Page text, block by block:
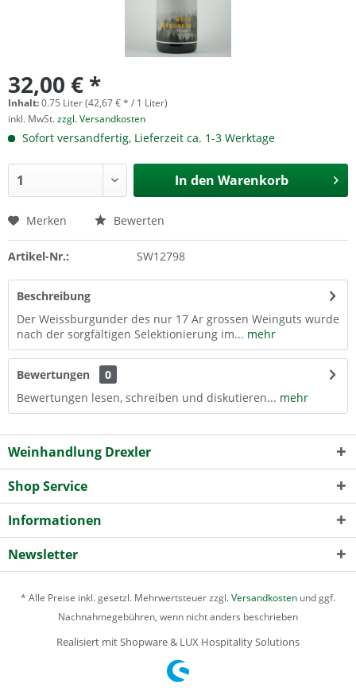
32,00 € *
Inhalt:0.75 Liter (42,67 € * / 1 Liter)
inkl. MwSt.zzgl. Versandkosten
Sofort versandfertig, Lieferzeit ca. 1-3 Werktage
In den Warenkorb
Merken Bewerten
Artikel-Nr.: SW12798
Beschreibung
Der Weissburgunder des nur 17 Ar grossen Weinguts wurde
nach der sorgfältigen Selektionierung im... mehr
Bewertungen
0
Bewertungen lesen, schreiben und diskutieren... mehr
Weinhandlung Drexler
Shop Service
Informationen
Newsletter
* Alle Preise inkl. gesetzl. Mehrwertsteuer zzgl.Versandkosten und ggf.
Nachnahmegebühren, wenn nicht anders beschrieben
Realisiert mit Shopware & LUX Hospitality Solutions